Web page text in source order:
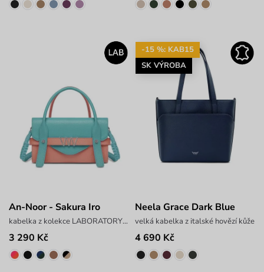
An-Noor - Sakura Iro
kabelka z kolekce LABORATORY x ANTONIN SIMON
3 290 Kč
-15 %: KAB15
SK VÝROBA
Neela Grace Dark Blue
velká kabelka z italské hovězí kůže
4 690 Kč